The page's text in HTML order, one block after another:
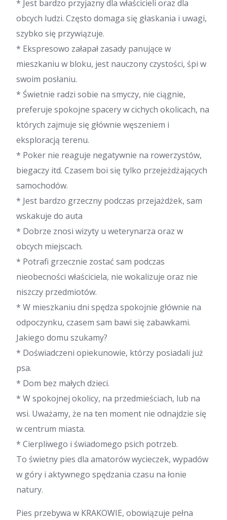
* Jest bardzo przyjazny dla właścicieli oraz dla
obcych ludzi. Często domaga się głaskania i uwagi,
szybko się przywiązuje.
* Ekspresowo załapał zasady panujące w
mieszkaniu w bloku, jest nauczony czystości, śpi w
swoim posłaniu.
* Świetnie radzi sobie na smyczy, nie ciągnie,
preferuje spokojne spacery w cichych okolicach, na
których zajmuje się głównie węszeniem i
eksploracją terenu.
* Poker nie reaguje negatywnie na rowerzystów,
biegaczy itd. Czasem boi się tylko przejeżdżających
samochodów.
* Jest bardzo grzeczny podczas przejażdżek, sam
wskakuje do auta
* Dobrze znosi wizyty u weterynarza oraz w
obcych miejscach.
* Potrafi grzecznie zostać sam podczas
nieobecności właściciela, nie wokalizuje oraz nie
niszczy przedmiotów.
* W mieszkaniu dni spędza spokojnie głównie na
odpoczynku, czasem sam bawi się zabawkami.
Jakiego domu szukamy?
* Doświadczeni opiekunowie, którzy posiadali już
psa.
* Dom bez małych dzieci.
* W spokojnej okolicy, na przedmieściach, lub na
wsi. Uważamy, że na ten moment nie odnajdzie się
w centrum miasta.
* Cierpliwego i świadomego psich potrzeb.
To świetny pies dla amatorów wycieczek, wypadów
w góry i aktywnego spędzania czasu na łonie
natury.
Pies przebywa w KRAKOWIE, obowiązuje pełna